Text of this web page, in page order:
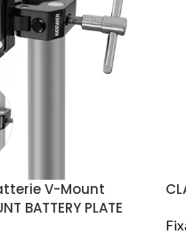
V-Mount
BATTERY PLATE